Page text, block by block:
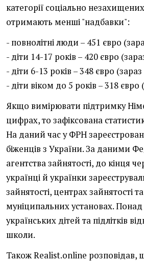
категорії соціально
отримають менші "надбавки":
- повнолітні люди – 451 євро
- діти 14-17 років – 420 євро
- діти 6-13 років – 348 євро
- діти віком до 5 років – 318 євро
Якщо вимірювати підтримку
цифрах, то зафіксована
На даний час у ФРН
біженців з України. За даними
агентства зайнятості, до кінця
українці й українки
зайнятості, центрах зайнятості
муніципальних установах. Понад
українських дітей та підлітків
школи.
Також Realist.online розповідав,